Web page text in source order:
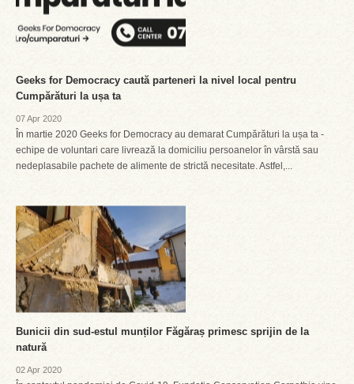
Geeks for Democracy caută parteneri la nivel local pentru
Cumpărături la ușa ta
07 Apr 2020
În martie 2020 Geeks for Democracy au demarat Cumpărături la ușa ta -
echipe de voluntari care livrează la domiciliu persoanelor în vârstă sau
nedeplasabile pachete de alimente de strictă necesitate. Astfel,...
Bunicii din sud-estul munților Făgăraș primesc sprijin de la
natură
02 Apr 2020